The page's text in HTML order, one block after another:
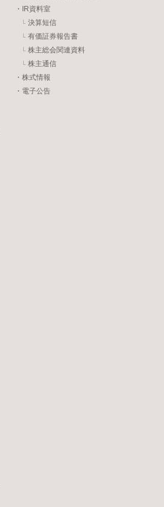
・IR資料室
決算短信
有価証券報告書
株主総会関連資料
株主通信
・株式情報
・電子公告